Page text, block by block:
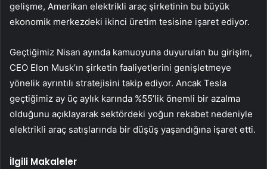
gelişme, Amerikan elektrikli araç şirketinin bu büyük
ekonomik merkezdeki ikinci üretim tesisine işaret ediyor.
Geçtiğimiz Nisan ayında kamuoyuna duyurulan bu girişim,
CEO Elon Musk’ın şirketin faaliyetlerini genişletmeye
yönelik ayrıntılı stratejisini takip ediyor. Ancak Tesla
geçtiğimiz ay üç aylık karında %55’lik önemli bir azalma
olduğunu açıklayarak sektördeki yoğun rekabet nedeniyle
elektrikli araç satışlarında bir düşüş yaşandığına işaret etti.
İlgili Makaleler